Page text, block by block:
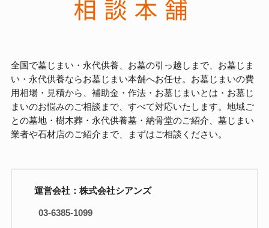
全国で墓じまい・永代供養、お墓の引っ越しまで、お墓じま
い・永代供養ならお墓じまい本舗へお任せ。お墓じまいの費
用相場・見積から、補助金・作法・お墓じまいとは・お墓じ
まいのお悩みのご相談まで、すべて対応いたします。地域ご
との墓地・樹木葬・永代供養墓・納骨堂のご紹介、墓じまい
業者や石材店のご紹介まで、まずはご相談ください。
運営会社：株式会社シアンズ
03-6385-1099